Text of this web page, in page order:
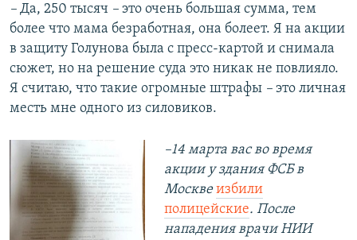
– Да, 250 тысяч – это очень большая сумма, тем
более что мама безработная, она болеет. Я на акции
в защиту Голунова была с пресс-картой и снимала
сюжет, но на решение суда это никак не повлияло.
Я считаю, что такие огромные штрафы – это личная
месть мне одного из силовиков.
–14 марта вас во время
акции у здания ФСБ в
Москвеизбили
полицейские. После
нападения врачи НИИ